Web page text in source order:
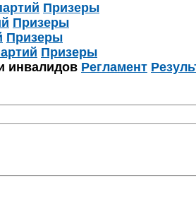
Призеры
Призеры
Призеры
Призеры
инвалидов Регламент